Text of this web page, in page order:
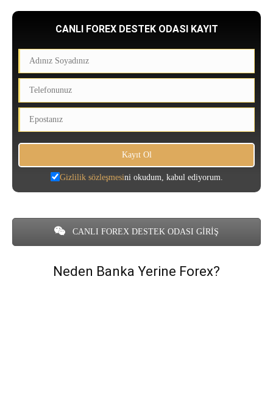
CANLI FOREX DESTEK ODASI KAYIT
Gizlilik sözleşmesini okudum, kabul ediyorum.
CANLI FOREX DESTEK ODASI GİRİŞ
Neden Banka Yerine Forex?